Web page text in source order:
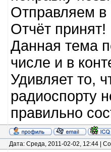
Отправляем
Отчёт принят!
Данная тема
числе и в
Удивляет то,
радиоспорту
правильно
Дата: Среда, 2011-02-02, 12:44 |